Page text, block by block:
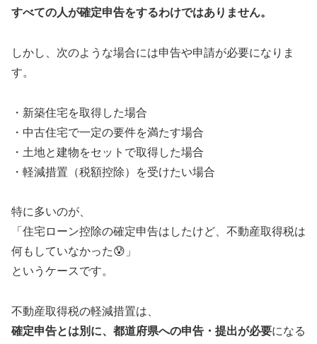
すべての人が確定申告をするわけではありません。
しかし、次のような場合には申告や申請が必要になりま
す。
・新築住宅を取得した場合
・中古住宅で一定の要件を満たす場合
・土地と建物をセットで取得した場合
・軽減措置（税額控除）を受けたい場合
特に多いのが、
「住宅ローン控除の確定申告はしたけど、不動産取得税は
何もしていなかった😰」
というケースです。
不動産取得税の軽減措置は、
確定申告とは別に、都道府県への申告・提出が必要になる